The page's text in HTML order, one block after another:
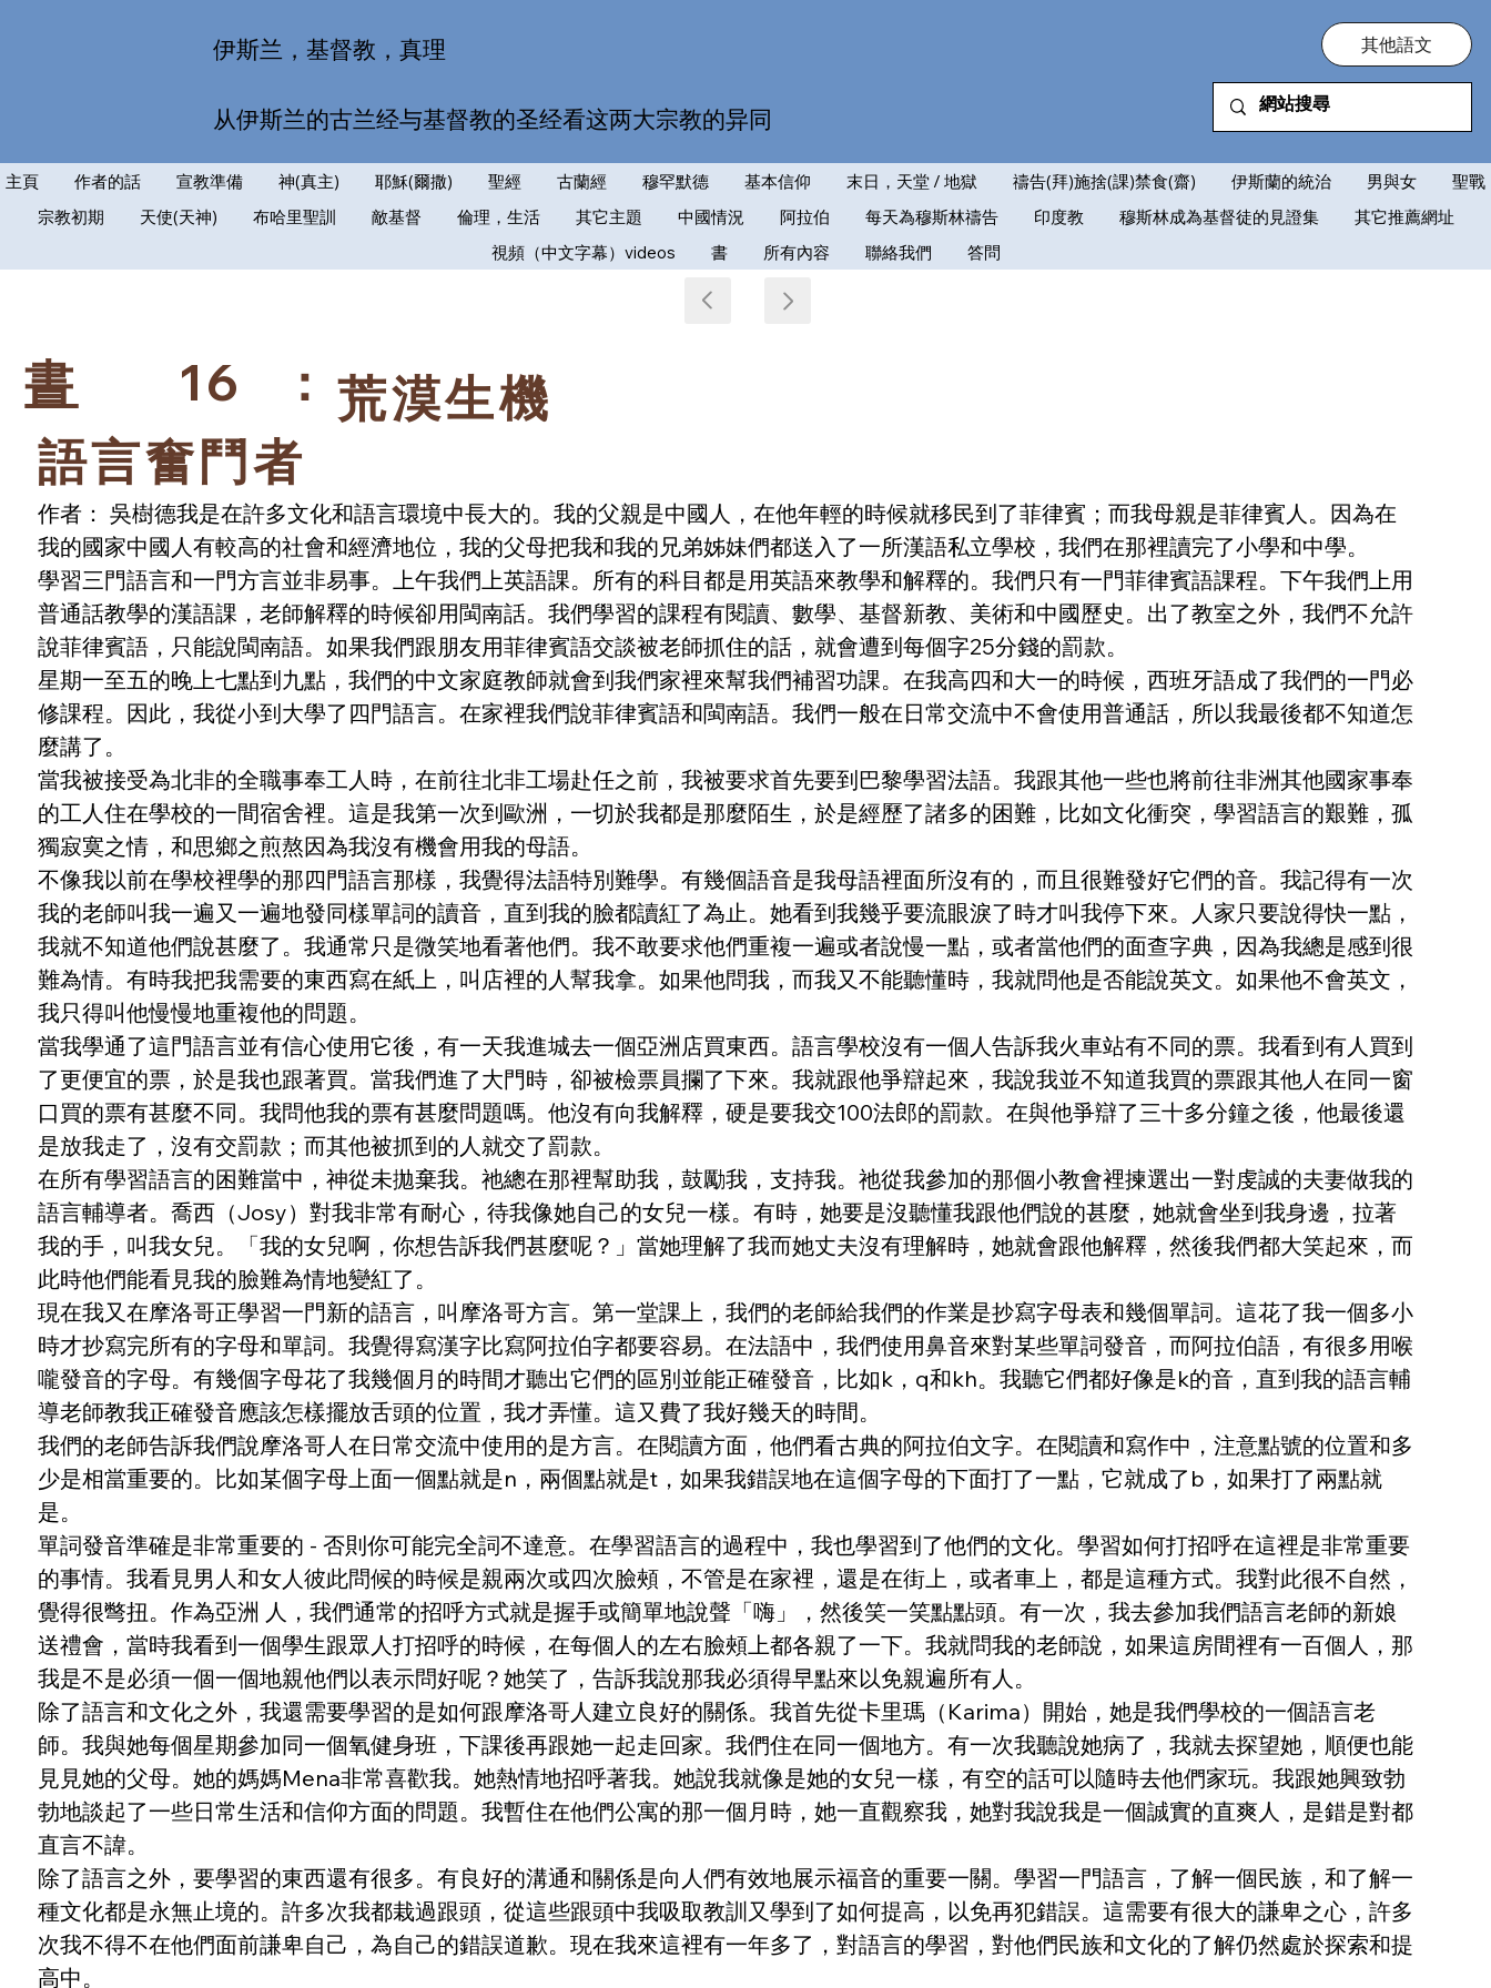
伊斯兰，基督教，真理
从伊斯兰的古兰经与基督教的圣经看这两大宗教的异同
其他語文
主頁 作者的話 宣教準備 神(真主) 耶穌(爾撒) 聖經 古蘭經 穆罕默德 基本信仰 末日，天堂 / 地獄 禱告(拜)施捨(課)禁食(齋) 伊斯蘭的統治 男與女
聖戰
宗教初期
天使(天神) 布哈里聖訓 敵基督 倫理，生活 其它主題 中國情況 阿拉伯 每天為穆斯林禱告 印度教 穆斯林成為基督徒的見證集
其它推薦網址
視頻（中文字幕）videos
書 所有內容 聯絡我們 答問
語言奮鬥者
荒漠生機
書
作者： 吳樹德我是在許多文化和語言環境中長大的。我的父親是中國人，在他年輕的時候就移民到了菲律賓；而我母親是菲律賓人。因為在
我的國家中國人有較高的社會和經濟地位，我的父母把我和我的兄弟姊妹們都送入了一所漢語私立學校，我們在那裡讀完了小學和中學。
學習三門語言和一門方言並非易事。上午我們上英語課。所有的科目都是用英語來教學和解釋的。我們只有一門菲律賓語課程。下午我們上用
普通話教學的漢語課，老師解釋的時候卻用閩南話。我們學習的課程有閱讀、數學、基督新教、美術和中國歷史。出了教室之外，我們不允許
說菲律賓語，只能說閩南語。如果我們跟朋友用菲律賓語交談被老師抓住的話，就會遭到每個字25分錢的罰款。
星期一至五的晚上七點到九點，我們的中文家庭教師就會到我們家裡來幫我們補習功課。在我高四和大一的時候，西班牙語成了我們的一門必
修課程。因此，我從小到大學了四門語言。在家裡我們說菲律賓語和閩南語。我們一般在日常交流中不會使用普通話，所以我最後都不知道怎
麼講了。
當我被接受為北非的全職事奉工人時，在前往北非工場赴任之前，我被要求首先要到巴黎學習法語。我跟其他一些也將前往非洲其他國家事奉
的工人住在學校的一間宿舍裡。這是我第一次到歐洲，一切於我都是那麼陌生，於是經歷了諸多的困難，比如文化衝突，學習語言的艱難，孤
獨寂寞之情，和思鄉之煎熬因為我沒有機會用我的母語。
不像我以前在學校裡學的那四門語言那樣，我覺得法語特別難學。有幾個語音是我母語裡面所沒有的，而且很難發好它們的音。我記得有一次
我的老師叫我一遍又一遍地發同樣單詞的讀音，直到我的臉都讀紅了為止。她看到我幾乎要流眼淚了時才叫我停下來。人家只要說得快一點，
我就不知道他們說甚麼了。我通常只是微笑地看著他們。我不敢要求他們重複一遍或者說慢一點，或者當他們的面查字典，因為我總是感到很
難為情。有時我把我需要的東西寫在紙上，叫店裡的人幫我拿。如果他問我，而我又不能聽懂時，我就問他是否能說英文。如果他不會英文，
我只得叫他慢慢地重複他的問題。
當我學通了這門語言並有信心使用它後，有一天我進城去一個亞洲店買東西。語言學校沒有一個人告訴我火車站有不同的票。我看到有人買到
了更便宜的票，於是我也跟著買。當我們進了大門時，卻被檢票員攔了下來。我就跟他爭辯起來，我說我並不知道我買的票跟其他人在同一窗
口買的票有甚麼不同。我問他我的票有甚麼問題嗎。他沒有向我解釋，硬是要我交100法郎的罰款。在與他爭辯了三十多分鐘之後，他最後還
是放我走了，沒有交罰款；而其他被抓到的人就交了罰款。
在所有學習語言的困難當中，神從未拋棄我。祂總在那裡幫助我，鼓勵我，支持我。祂從我參加的那個小教會裡揀選出一對虔誠的夫妻做我的
語言輔導者。喬西（Josy）對我非常有耐心，待我像她自己的女兒一樣。有時，她要是沒聽懂我跟他們說的甚麼，她就會坐到我身邊，拉著
我的手，叫我女兒。「我的女兒啊，你想告訴我們甚麼呢？」當她理解了我而她丈夫沒有理解時，她就會跟他解釋，然後我們都大笑起來，而
此時他們能看見我的臉難為情地變紅了。
現在我又在摩洛哥正學習一門新的語言，叫摩洛哥方言。第一堂課上，我們的老師給我們的作業是抄寫字母表和幾個單詞。這花了我一個多小
時才抄寫完所有的字母和單詞。我覺得寫漢字比寫阿拉伯字都要容易。在法語中，我們使用鼻音來對某些單詞發音，而阿拉伯語，有很多用喉
嚨發音的字母。有幾個字母花了我幾個月的時間才聽出它們的區別並能正確發音，比如k，q和kh。我聽它們都好像是k的音，直到我的語言輔
導老師教我正確發音應該怎樣擺放舌頭的位置，我才弄懂。這又費了我好幾天的時間。
我們的老師告訴我們說摩洛哥人在日常交流中使用的是方言。在閱讀方面，他們看古典的阿拉伯文字。在閱讀和寫作中，注意點號的位置和多
少是相當重要的。比如某個字母上面一個點就是n，兩個點就是t，如果我錯誤地在這個字母的下面打了一點，它就成了b，如果打了兩點就
是。
單詞發音準確是非常重要的 - 否則你可能完全詞不達意。在學習語言的過程中，我也學習到了他們的文化。學習如何打招呼在這裡是非常重要
的事情。我看見男人和女人彼此問候的時候是親兩次或四次臉頰，不管是在家裡，還是在街上，或者車上，都是這種方式。我對此很不自然，
覺得很彆扭。作為亞洲 人，我們通常的招呼方式就是握手或簡單地說聲「嗨」，然後笑一笑點點頭。有一次，我去參加我們語言老師的新娘
送禮會，當時我看到一個學生跟眾人打招呼的時候，在每個人的左右臉頰上都各親了一下。我就問我的老師說，如果這房間裡有一百個人，那
我是不是必須一個一個地親他們以表示問好呢？她笑了，告訴我說那我必須得早點來以免親遍所有人。
除了語言和文化之外，我還需要學習的是如何跟摩洛哥人建立良好的關係。我首先從卡里瑪（Karima）開始，她是我們學校的一個語言老
師。我與她每個星期參加同一個氧健身班，下課後再跟她一起走回家。我們住在同一個地方。有一次我聽說她病了，我就去探望她，順便也能
見見她的父母。她的媽媽Mena非常喜歡我。她熱情地招呼著我。她說我就像是她的女兒一樣，有空的話可以隨時去他們家玩。我跟她興致勃
勃地談起了一些日常生活和信仰方面的問題。我暫住在他們公寓的那一個月時，她一直觀察我，她對我說我是一個誠實的直爽人，是錯是對都
直言不諱。
除了語言之外，要學習的東西還有很多。有良好的溝通和關係是向人們有效地展示福音的重要一關。學習一門語言，了解一個民族，和了解一
種文化都是永無止境的。許多次我都栽過跟頭，從這些跟頭中我吸取教訓又學到了如何提高，以免再犯錯誤。這需要有很大的謙卑之心，許多
次我不得不在他們面前謙卑自己，為自己的錯誤道歉。現在我來這裡有一年多了，對語言的學習，對他們民族和文化的了解仍然處於探索和提
高中。
16 ：